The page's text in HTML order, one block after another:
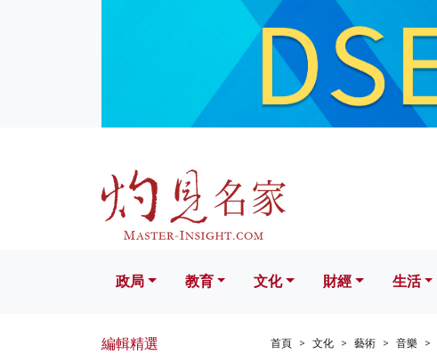
文化 財經 生活
政局 教育 文化 財經 生活
首頁 文化 藝術 音樂
編輯精選